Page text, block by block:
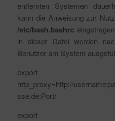
entfernten Systemen
kann die Anweisung zur
/etc/bash.bashrc
in dieser Datei werden
Benutzer am System
export
http_proxy=http://
sse.de:Port/
export